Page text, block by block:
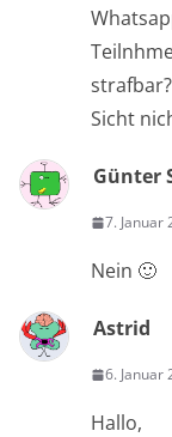
Sicht
Günter
7. Januar
Nein 🙂
Astrid
6. Januar
Hallo,